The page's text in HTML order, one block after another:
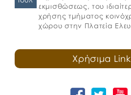
εκμισθώσεως, του
χρήσης τμήματος
χώρου στην Πλατεία
Χρήσιμα